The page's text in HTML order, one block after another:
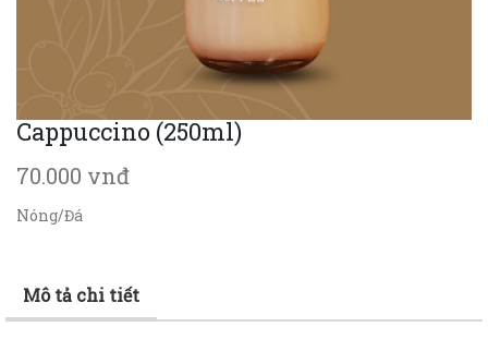
Cappuccino (250ml)
70.000 vnđ
Nóng/Đá
Mô tả chi tiết